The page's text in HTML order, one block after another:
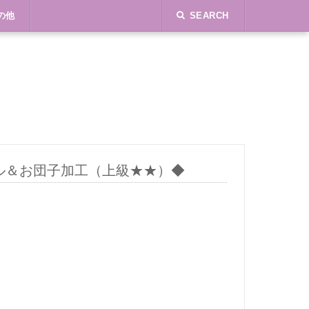
他 SEARCH
＆お団子加工（上級★★）◆